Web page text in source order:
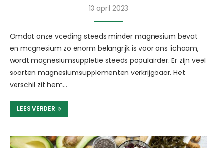
13 april 2023
Omdat onze voeding steeds minder magnesium bevat
en magnesium zo enorm belangrijk is voor ons lichaam,
wordt magnesiumsuppletie steeds populairder. Er zijn veel
soorten magnesiumsupplementen verkrijgbaar. Het
verschil zit hem…
LEES VERDER